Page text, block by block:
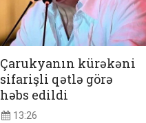
Çarukyanın kürəkəni
sifarişli qətlə görə
həbs edildi
13:26